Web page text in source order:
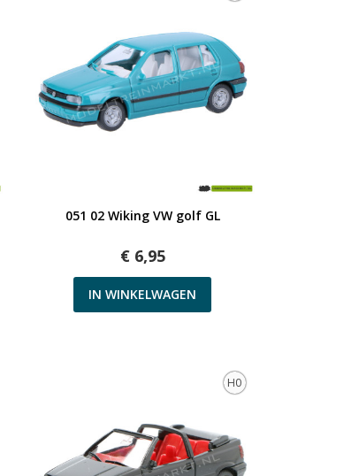
Snel bekijken
051 02 Wiking VW golf GL
€ 6,95
IN WINKELWAGEN
H0